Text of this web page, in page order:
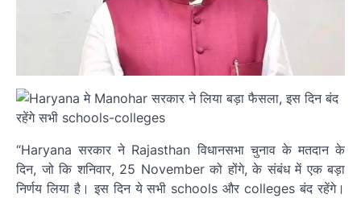
“Haryana सरकार ने Rajasthan विधानसभा चुनाव के मतदान के
दिन, जो कि शनिवार, 25 November को होंगे, के संबंध में एक बड़ा
निर्णय लिया है। इस दिन ये सभी schools और colleges बंद रहेंगे।